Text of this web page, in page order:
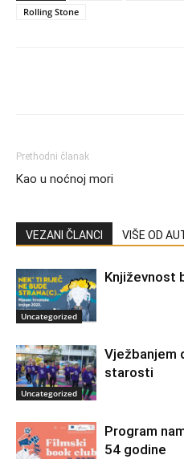
Rolling Stone
Prethodni članak
Kao u noćnoj mori
VEZANI ČLANCI VIŠE OD
Uncategorized
Književnost
Uncategorized
Vježbanjem
starosti
Program
54 godine